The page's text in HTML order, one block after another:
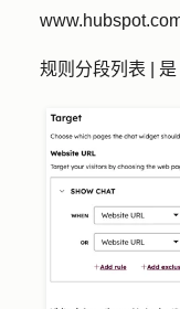
规则 分段列表 |